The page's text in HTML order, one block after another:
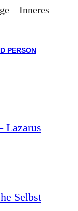
– Inneres
Lazarus
Selbst